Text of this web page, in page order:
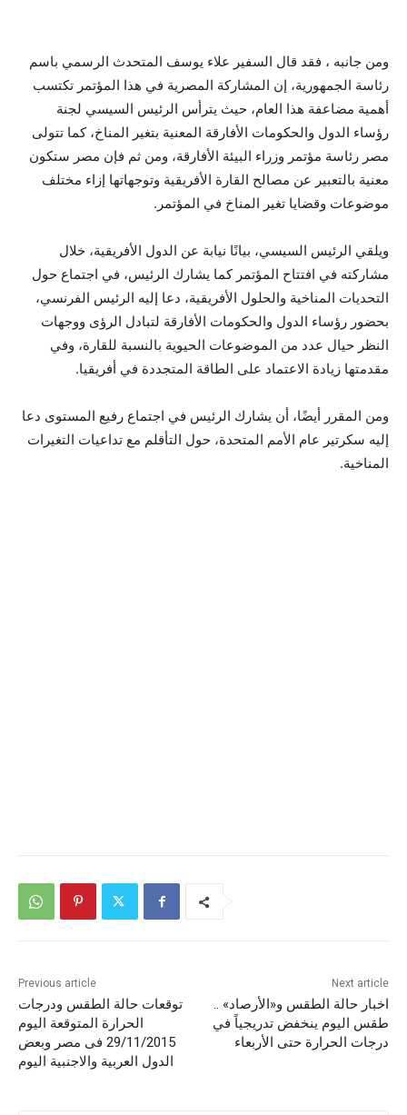
ومن جانبه ، فقد قال السفير علاء يوسف المتحدث الرسمي باسم
رئاسة الجمهورية، إن المشاركة المصرية في هذا المؤتمر تكتسب
أهمية مضاعفة هذا العام، حيث يترأس الرئيس السيسي لجنة
رؤساء الدول والحكومات الأفارقة المعنية بتغير المناخ، كما تتولى
مصر رئاسة مؤتمر وزراء البيئة الأفارقة، ومن ثم فإن مصر ستكون
معنية بالتعبير عن مصالح القارة الأفريقية وتوجهاتها إزاء مختلف
موضوعات وقضايا تغير المناخ في المؤتمر.
ويلقي الرئيس السيسي، بيانًا نيابة عن الدول الأفريقية، خلال
مشاركته في افتتاح المؤتمر كما يشارك الرئيس، في اجتماع حول
التحديات المناخية والحلول الأفريقية، دعا إليه الرئيس الفرنسي،
بحضور رؤساء الدول والحكومات الأفارقة لتبادل الرؤى ووجهات
النظر حيال عدد من الموضوعات الحيوية بالنسبة للقارة، وفي
مقدمتها زيادة الاعتماد على الطاقة المتجددة في أفريقيا.
ومن المقرر أيضًا، أن يشارك الرئيس في اجتماع رفيع المستوى دعا
إليه سكرتير عام الأمم المتحدة، حول التأقلم مع تداعيات التغيرات
المناخية.
Previous article
توقعات حالة الطقس ودرجات
الحرارة المتوقعة اليوم
29/11/2015 فى مصر وبعض
الدول العربية والاجنبية اليوم
Next article
اخبار حالة الطقس و«الأرصاد» ..
طقس اليوم ينخفض تدريجياً في
درجات الحرارة حتى الأربعاء